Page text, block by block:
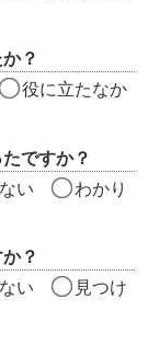
？
役に立たなか
ですか？
い
わかり
？
い
見つけ